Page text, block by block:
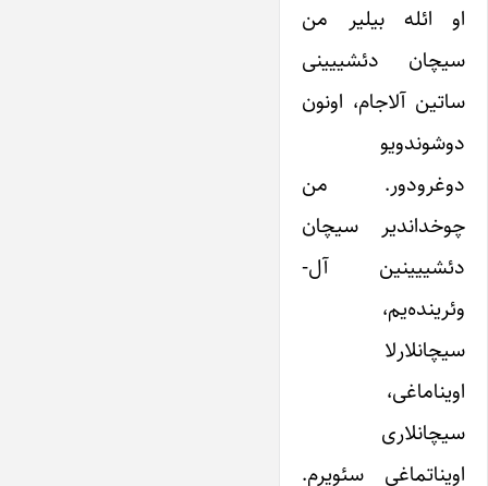
او ائله بیلیر من
سیچان دئشییینی
ساتین آلاجام، اونون
دوشوندویو
دوغرودور. من
چوخداندیر سیچان
دئشییینین آل-
وئرینده‌یم،
سیچانلارلا
اویناماغی،
سیچانلاری
اویناتماغی سئویرم.